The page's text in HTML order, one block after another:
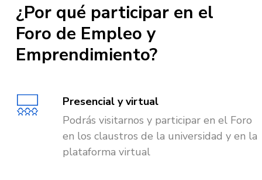
¿Por qué participar en el
Foro de Empleo y
Emprendimiento?
Presencial y virtual
Podrás visitarnos y participar en el Foro
en los claustros de la universidad y en la
plataforma virtual